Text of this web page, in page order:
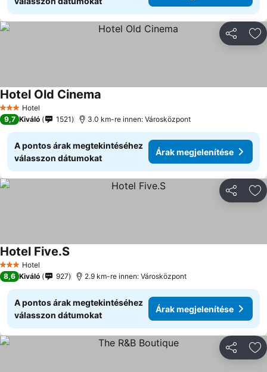
3 Kategória
Hotel
Hotel Old Cinema
9,7 Kiváló 1521 3.0 km-re innen: Városközpont
A pontos árak megtekintéséhez
válasszon dátumokat
Árak megjelenítése
3 Kategória
Hotel
Hotel Five.S
8,6 Kiváló 927 2.9 km-re innen: Városközpont
A pontos árak megtekintéséhez
válasszon dátumokat
Árak megjelenítése